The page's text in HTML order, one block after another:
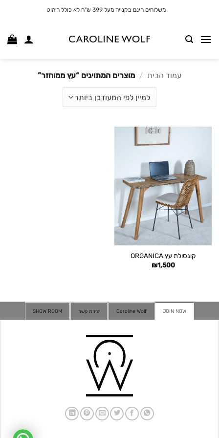
משלוחים חינם בקנייה מעל 399 ש"ח לא כולל ריהוט
עמוד הבית / מוצרים המתויגים “עץ ממוחזר”
קונסולת עץ ORGANICA
₪1,500
JOIN NOW
Caroline Wolf יצירת קשר SHOW ROOM